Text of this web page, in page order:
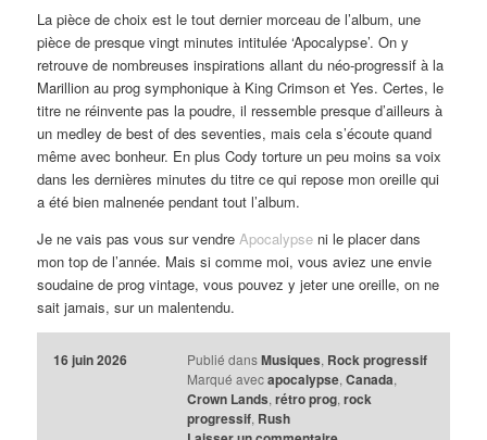
La pièce de choix est le tout dernier morceau de l’album, une
pièce de presque vingt minutes intitulée ‘Apocalypse’. On y
retrouve de nombreuses inspirations allant du néo-progressif à la
Marillion au prog symphonique à King Crimson et Yes. Certes, le
titre ne réinvente pas la poudre, il ressemble presque d’ailleurs à
un medley de best of des seventies, mais cela s’écoute quand
même avec bonheur. En plus Cody torture un peu moins sa voix
dans les dernières minutes du titre ce qui repose mon oreille qui
a été bien malnenée pendant tout l’album.
Je ne vais pas vous sur vendreApocalypse ni le placer dans
mon top de l’année. Mais si comme moi, vous aviez une envie
soudaine de prog vintage, vous pouvez y jeter une oreille, on ne
sait jamais, sur un malentendu.
16 juin 2026 Publié dans Musiques, Rock progressif
Marqué avec apocalypse, Canada,
Crown Lands, rétro prog, rock
progressif, Rush